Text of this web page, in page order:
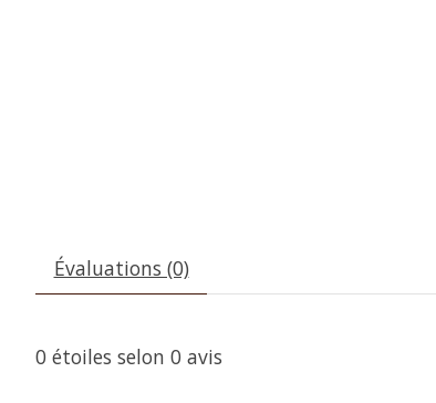
Évaluations (0)
0 étoiles selon 0 avis